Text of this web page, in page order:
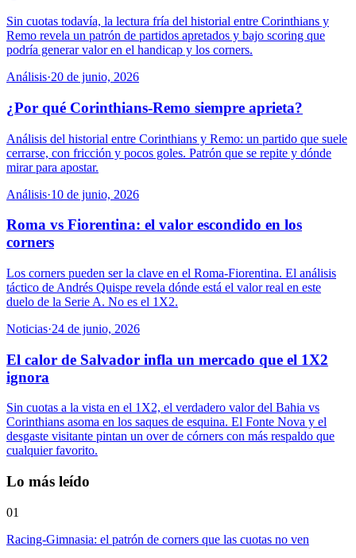
Sin cuotas todavía, la lectura fría del historial entre Corinthians y
Remo revela un patrón de partidos apretados y bajo scoring que
podría generar valor en el handicap y los corners.
Análisis·20 de junio, 2026
¿Por qué Corinthians-Remo siempre aprieta?
Análisis del historial entre Corinthians y Remo: un partido que suele
cerrarse, con fricción y pocos goles. Patrón que se repite y dónde
mirar para apostar.
Análisis·10 de junio, 2026
Roma vs Fiorentina: el valor escondido en los
corners
Los corners pueden ser la clave en el Roma-Fiorentina. El análisis
táctico de Andrés Quispe revela dónde está el valor real en este
duelo de la Serie A. No es el 1X2.
Noticias·24 de junio, 2026
El calor de Salvador infla un mercado que el 1X2
ignora
Sin cuotas a la vista en el 1X2, el verdadero valor del Bahia vs
Corinthians asoma en los saques de esquina. El Fonte Nova y el
desgaste visitante pintan un over de córners con más respaldo que
cualquier favorito.
Lo más leído
01
Racing-Gimnasia: el patrón de corners que las cuotas no ven